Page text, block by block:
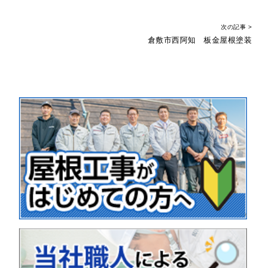
次の記事 >
倉敷市西阿知 板金屋根塗装